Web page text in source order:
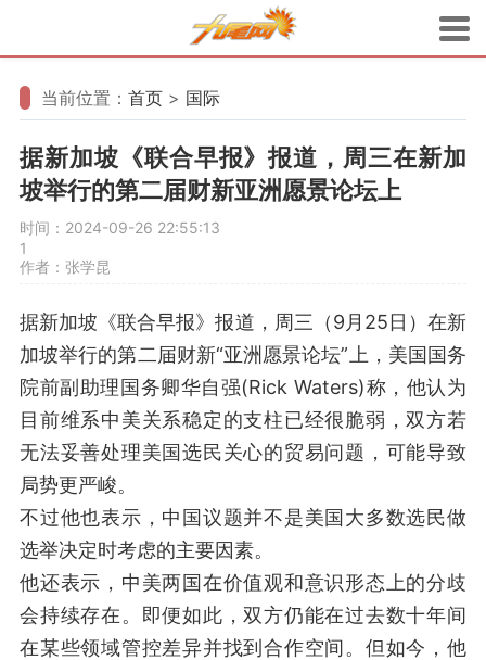
当前位置： 首页 > 国际
据新加坡《联合早报》报道，周三在新加
坡举行的第二届财新亚洲愿景论坛上
时间：2024-09-26 22:55:13
1
作者：张学昆
据新加坡《联合早报》报道，周三（9月25日）在新
加坡举行的第二届财新“亚洲愿景论坛”上，美国国务
院前副助理国务卿华自强(Rick Waters)称，他认为
目前维系中美关系稳定的支柱已经很脆弱，双方若
无法妥善处理美国选民关心的贸易问题，可能导致
局势更严峻。
不过他也表示，中国议题并不是美国大多数选民做
选举决定时考虑的主要因素。
他还表示，中美两国在价值观和意识形态上的分歧
会持续存在。即便如此，双方仍能在过去数十年间
在某些领域管控差异并找到合作空间。但如今，他